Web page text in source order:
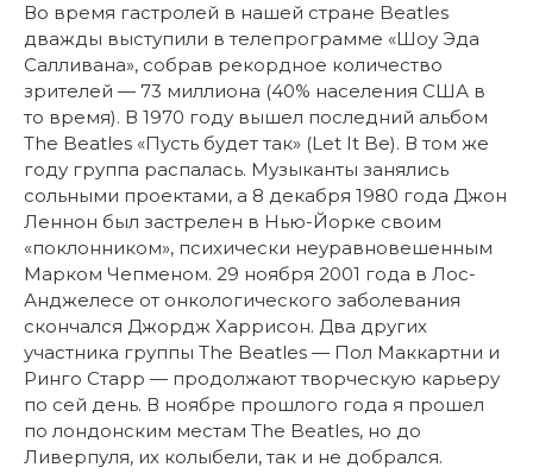
Во время гастролей в нашей стране Beatles
дважды выступили в телепрограмме «Шоу Эда
Салливана», собрав рекордное количество
зрителей — 73 миллиона (40% населения США в
то время). В 1970 году вышел последний альбом
The Beatles «Пусть будет так» (Let It Be). В том же
году группа распалась. Музыканты занялись
сольными проектами, а 8 декабря 1980 года Джон
Леннон был застрелен в Нью-Йорке своим
«поклонником», психически неуравновешенным
Марком Чепменом. 29 ноября 2001 года в Лос-
Анджелесе от онкологического заболевания
скончался Джордж Харрисон. Два других
участника группы The Beatles — Пол Маккартни и
Ринго Старр — продолжают творческую карьеру
по сей день. В ноябре прошлого года я прошел
по лондонским местам The Beatles, но до
Ливерпуля, их колыбели, так и не добрался.